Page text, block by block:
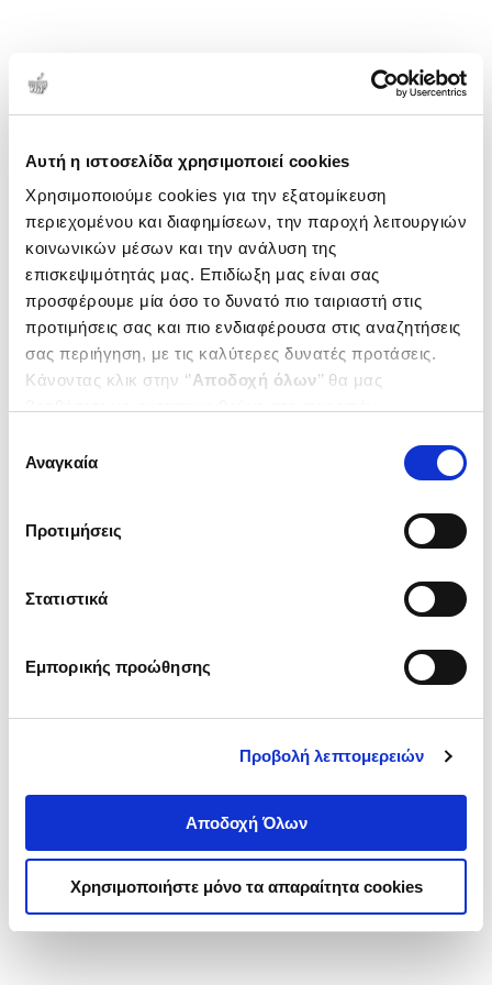
Αυτή η ιστοσελίδα χρησιμοποιεί cookies
Χρησιμοποιούμε cookies για την εξατομίκευση
περιεχομένου και διαφημίσεων, την παροχή λειτουργιών
κοινωνικών μέσων και την ανάλυση της
επισκεψιμότητάς μας. Επιδίωξη μας είναι σας
προσφέρουμε μία όσο το δυνατό πιο ταιριαστή στις
προτιμήσεις σας και πιο ενδιαφέρουσα στις αναζητήσεις
σας περιήγηση, με τις καλύτερες δυνατές προτάσεις.
Κάνοντας κλικ στην ‘’Αποδοχή όλων’’ θα μας
ενδιαφέρουν και να επιλέξετε από τα παρακάτω με την
΄΄και να ενημερωθείτε σχετικά με
συγκατάθεσης
Αναγκαία
Προτιμήσεις
Στατιστικά
Εμπορικής προώθησης
Προβολή λεπτομερειών
Αποδοχή Όλων
Χρησιμοποιήστε μόνο τα απαραίτητα cookies